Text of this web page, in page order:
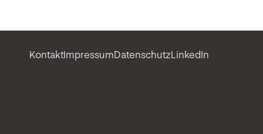
KontaktImpressumDatenschutzLinkedIn